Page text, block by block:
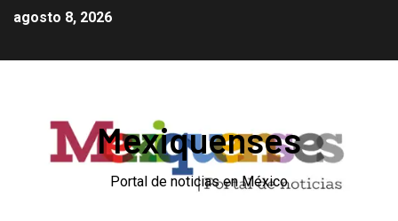
agosto 8, 2026
Mexiquenses
Portal de noticias en México